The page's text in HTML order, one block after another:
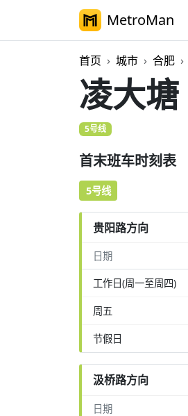
MetroMan
首页 城市 合肥
凌大塘
5号线
首末班车时刻表
5号线
贵阳路方向
日期
工作日(周一至周四)
周五
节假日
汲桥路方向
日期